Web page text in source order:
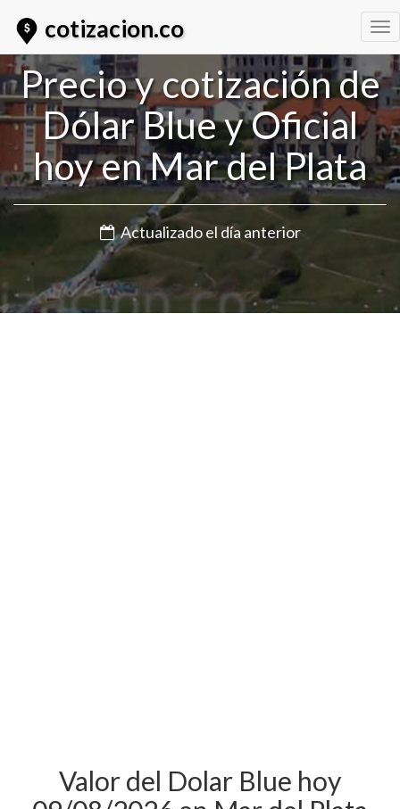
cotizacion.co
Precio y cotización de
Dólar Blue y Oficial
hoy en Mar del Plata
Actualizado el día anterior
Valor del Dolar Blue hoy